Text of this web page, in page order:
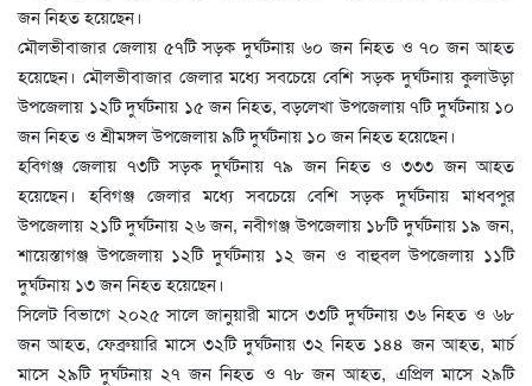
জন নিহত হয়েছেন।
মৌলভীবাজার জেলায় ৫৭টি সড়ক দুর্ঘটনায় ৬০ জন নিহত ও ৭০ জন আহত
হয়েছেন। মৌলভীবাজার জেলার মধ্যে সবচেয়ে বেশি সড়ক দুর্ঘটনায় কুলাউড়া
উপজেলায় ১২টি দুর্ঘটনায় ১৫ জন নিহত, বড়লেখা উপজেলায় ৭টি দুর্ঘটনায় ১০
জন নিহত ও শ্রীমঙ্গল উপজেলায় ৯টি দুর্ঘটনায় ১০ জন নিহত হয়েছেন।
হবিগঞ্জ জেলায় ৭৩টি সড়ক দুর্ঘটনায় ৭৯ জন নিহত ও ৩৩৩ জন আহত
হয়েছেন। হবিগঞ্জ জেলার মধ্যে সবচেয়ে বেশি সড়ক দুর্ঘটনায় মাধবপুর
উপজেলায় ২১টি দুর্ঘটনায় ২৬ জন, নবীগঞ্জ উপজেলায় ১৮টি দুর্ঘটনায় ১৯ জন,
শায়েস্তাগঞ্জ উপজেলায় ১২টি দুর্ঘটনায় ১২ জন ও বাহুবল উপজেলায় ১১টি
দুর্ঘটনায় ১৩ জন নিহত হয়েছেন।
সিলেট বিভাগে ২০২৫ সালে জানুয়ারী মাসে ৩৩টি দুর্ঘটনায় ৩৬ নিহত ও ৬৮
জন আহত, ফেব্রুয়ারি মাসে ৩২টি দুর্ঘটনায় ৩২ নিহত ১৪৪ জন আহত, মার্চ
মাসে ২৯টি দুর্ঘটনায় ২৭ জন নিহত ও ৭৮ জন আহত, এপ্রিল মাসে ২৯টি